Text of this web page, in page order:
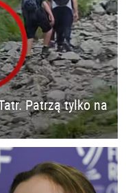
Patrzą tylko na